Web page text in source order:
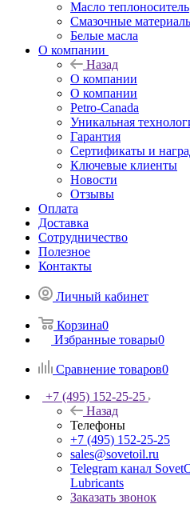
Масло теплоноситель
Смазочные
Белые масла
О компании
Назад
О компании
О компании
Petro-Сanada
Уникальная
Гарантия
Сертификаты и
Ключевые клиенты
Новости
Отзывы
Оплата
Доставка
Сотрудничество
Полезное
Контакты
Личный кабинет
Корзина0
Избранные товары0
Сравнение товаров0
+7 (495) 152-25-25
Назад
Телефоны
+7 (495) 152-25-25
sales@sovetoil.ru
Telegram канал
Lubricants
Заказать звонок